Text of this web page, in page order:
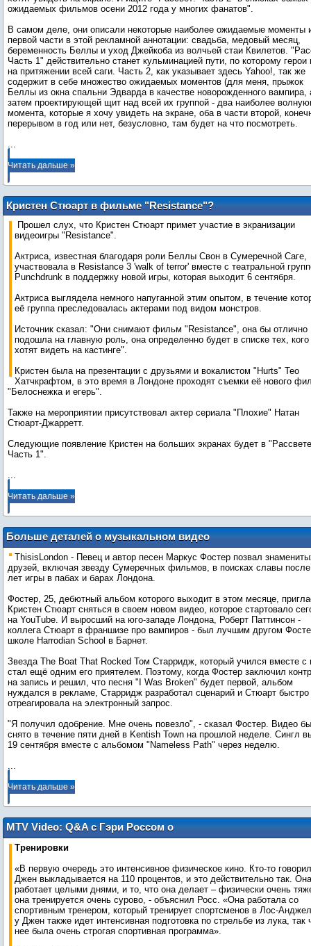
ожидаемых фильмов осени 2012 года у многих фанатов".
В самом деле, они описали некоторые наиболее ожидаемые моменты
первой части в этой рекламной аннотации: свадьба, медовый месяц,
беременность Беллы и уход Джейкоба из волчьей стаи Квилетов.
Часть 1" действительно станет кульминацией пути, по которому
на притяжении всей саги. Часть 2, как указывает здесь Yahoo!, так же
содержит в себе множество ожидаемых моментов (для меня, прыжок
Беллы из окна спальни Эдварда в качестве новорожденного вампира,
затем проектирующей щит над всей их группой - два наиболее
момента, которые я хочу увидеть на экране, оба в части второй,
...
Читать дальше »
Кристен Стюарт в фильме "Resistance"?
Прошел слух, что Кристен Стюарт примет участие в экранизации
видеоигры "Resistance".
Актриса, известная благодаря роли Беллы Свон в Сумеречной Саге,
участвовала в Resistance 3 'walk of terror' вместе с театральной
Punchdrunk в поддержку новой игры, которая выходит 6 сентября.
Актриса выглядела немного напуганной этим опытом, в течение
её группа преследовалась актерами под видом монстров.
Источник сказал: "Они снимают фильм "Resistance", она бы отлично
подошла на главную роль, она определенно будет в списке тех, кого
хотят видеть на кастинге".
Кристен была на презентации с друзьями и вокалистом "Hurts" Тео
Хатчкрафтом, в это время в Лондоне проходят съемки её нового
"Белоснежка и егерь".
Также на мероприятии присутствовал актер сериала "Плохие" Натан
Стюарт-Джарретт.
Следующие появление Кристен на больших экранах будет в
...
Читать дальше »
Больше деталей о музыкальном видео
Маркуса Фостера "I Was Broken"
ThisisLondon - Певец и автор песен Маркус Фостер позвал
друзей, включая звезду Сумеречных фильмов, в поисках славы
лет игры в пабах и барах Лондона.
Фостер, 25, дебютный альбом которого выходит в этом месяце,
Кристен Стюарт сняться в своем новом видео, которое стартовало
на YouTube. И выросший на юго-западе Лондона, Роберт Паттинсон -
коллега Стюарт в франшизе про вампиров - был лучшим другом
школе Harrodian School в Барнет.
Звезда The Boat That Rocked Том Старридж, который учился вместе с
стал ещё одним его приятелем. Поэтому, когда Фостер заключил
на запись и решил, что песня "I Was Broken" будет первой, альбом
нуждался в рекламе, Старридж разработал сценарий и Стюарт быстро
отреагировала на электронный запрос.
"Я получил одобрение. Мне очень повезло", - сказал Фостер. Видео
снято в течение пяти дней в Kentish Town на прошлой неделе. Сингл
...
Читать дальше »
MTV Video: Q&A с Гэри Россом о
«Голодных Играх»
Тренировки
«В первую очередь это интенсивное физическое кино. Кто-то
Джен выкладывается на 110 процентов, и это действительно так. Она
работает целыми днями, и то, что она делает – физически очень
она тренируется очень сурово, - объяснил Росс. «Она работала со
спортивным тренером, который тренирует спортсменов в Лос-
у Джен также идет интенсивная подготовка по стрельбе из лука, так
нее была очень строгая спортивная программа».